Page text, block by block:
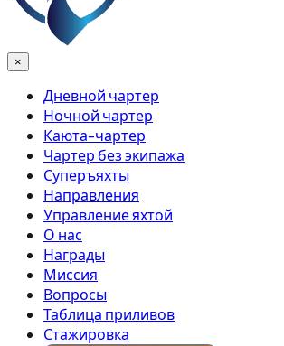
×
Дневной чартер
Ночной чартер
Каюта-чартер
Чартер без экипажа
Суперъяхты
Направления
Управление яхтой
О нас
Награды
Миссия
Вопросы
Таблица приливов
Стажировка